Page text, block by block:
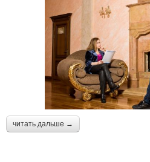
читать дальше →